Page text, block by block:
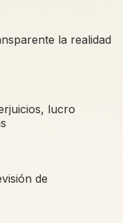
la realidad
lucro
de